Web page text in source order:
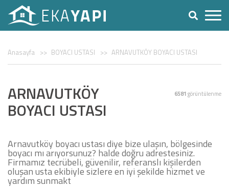
Anasayfa BOYACI USTASI ARNAVUTKÖY BOYACI USTASI
ARNAVUTKÖY
BOYACI USTASI
6581görüntülenme
Arnavutköy boyacı ustası diye bize ulaşın, bölgesinde
boyacı mı arıyorsunuz? halde doğru adrestesiniz.
Firmamız tecrübeli, güvenilir, referanslı kişilerden
oluşan usta ekibiyle sizlere en iyi şekilde hizmet ve
yardım sunmakt